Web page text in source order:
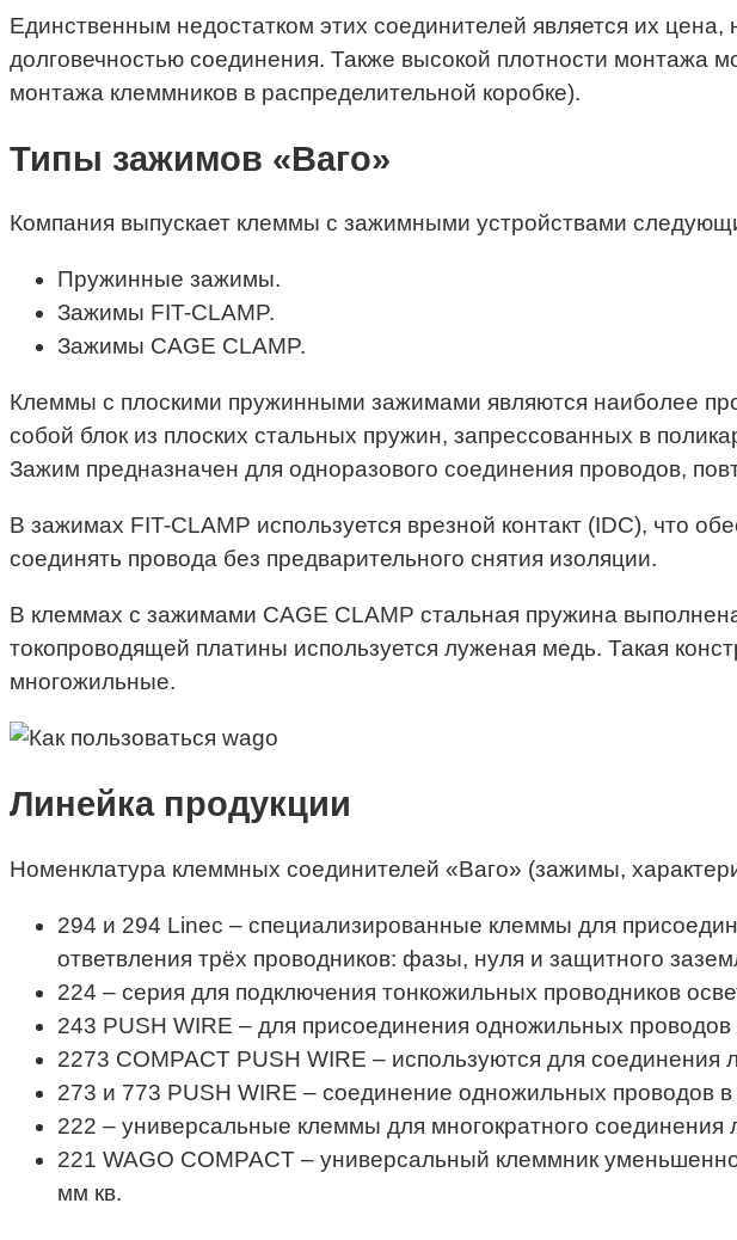
Единственным недостатком этих соединителей является их
долговечностью соединения. Также высокой плотности монтажа
монтажа клеммников в распределительной коробке).
Типы зажимов «Ваго»
Компания выпускает клеммы с зажимными устройствами
Пружинные зажимы.
Зажимы FIT-CLAMP.
Зажимы CAGE CLAMP.
Клеммы с плоскими пружинными зажимами являются наиболее
собой блок из плоских стальных пружин, запрессованных в
Зажим предназначен для одноразового соединения проводов,
В зажимах FIT-CLAMP используется врезной контакт (IDC), что
соединять провода без предварительного снятия изоляции.
В клеммах с зажимами CAGE CLAMP стальная пружина
токопроводящей платины используется луженая медь. Такая
многожильные.
Линейка продукции
Номенклатура клеммных соединителей «Ваго» (зажимы,
294 и 294 Linec – специализированные клеммы для
ответвления трёх проводников: фазы, нуля и защитного
224 – серия для подключения тонкожильных проводников
243 PUSH WIRE – для присоединения одножильных
2273 COMPACT PUSH WIRE – используются для
273 и 773 PUSH WIRE – соединение одножильных проводов
222 – универсальные клеммы для многократного
221 WAGO COMPACT – универсальный клеммник
мм кв.